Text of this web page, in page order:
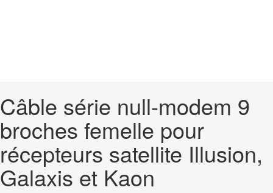
Câble série null-modem 9
broches femelle pour
récepteurs satellite Illusion,
Galaxis et Kaon